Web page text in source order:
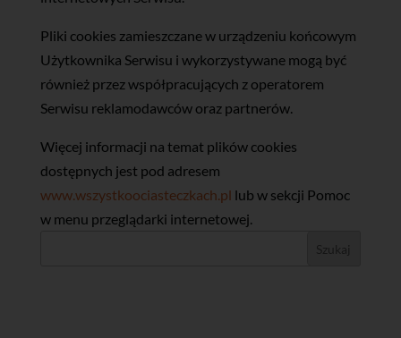
Pliki cookies zamieszczane w urządzeniu końcowym
Użytkownika Serwisu i wykorzystywane mogą być
również przez współpracujących z operatorem
Serwisu reklamodawców oraz partnerów.
Więcej informacji na temat plików cookies
dostępnych jest pod adresem
www.wszystkoociasteczkach.pl lub w sekcji Pomoc
w menu przeglądarki internetowej.